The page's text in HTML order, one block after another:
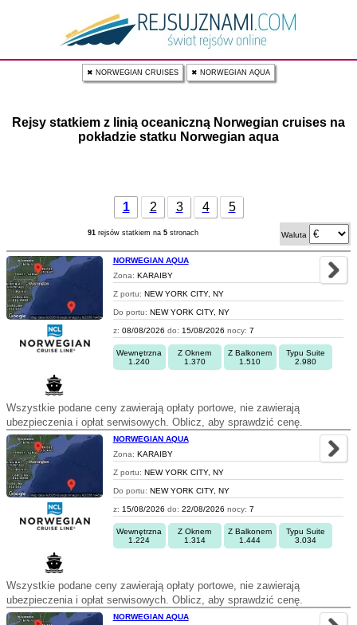
✖ NORWEGIAN CRUISES ✖ NORWEGIAN AQUA
Rejsy statkiem z linią oceaniczną Norwegian cruises na
pokładzie statku Norwegian aqua
1 2 3 4 5
91 rejsów statkiem na 5 stronach Waluta
NORWEGIAN AQUA
Zona: KARAIBY
Z portu: NEW YORK CITY, NY
Do portu: NEW YORK CITY, NY
z: 08/08/2026 do: 15/08/2026 nocy: 7
Wewnętrzna
1.240
Z Oknem
1.370
Z Balkonem
1.510
Typu Suite
2.980
Wszystkie podane ceny zawierają opłaty portowe, nie zawierają
ubezpieczenia i opłat serwisowych. Oblicz, aby sprawdzić cenę.
NORWEGIAN AQUA
Zona: KARAIBY
Z portu: NEW YORK CITY, NY
Do portu: NEW YORK CITY, NY
z: 15/08/2026 do: 22/08/2026 nocy: 7
Wewnętrzna
1.224
Z Oknem
1.314
Z Balkonem
1.444
Typu Suite
3.034
Wszystkie podane ceny zawierają opłaty portowe, nie zawierają
ubezpieczenia i opłat serwisowych. Oblicz, aby sprawdzić cenę.
NORWEGIAN AQUA